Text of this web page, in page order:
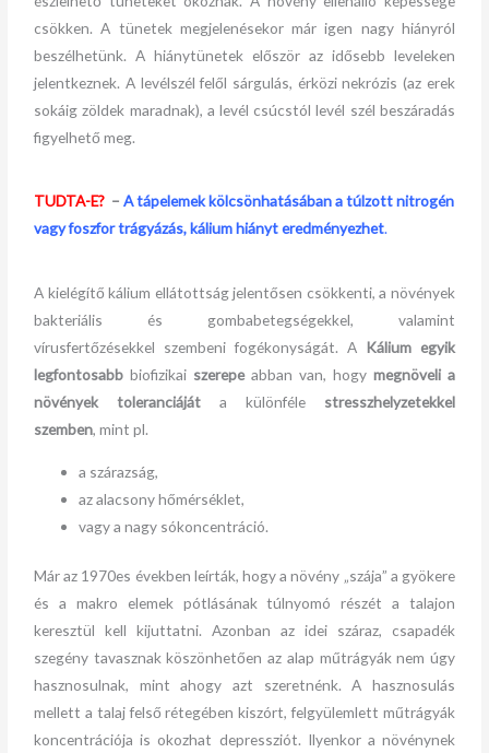
csökken. A tünetek megjelenésekor már igen nagy hiányról
beszélhetünk. A hiánytünetek először az idősebb leveleken
jelentkeznek. A levélszél felől sárgulás, érközi nekrózis (az erek
sokáig zöldek maradnak), a levél csúcstól levél szél beszáradás
figyelhető meg.
TUDTA-E? –A tápelemek kölcsönhatásában a túlzott nitrogén
vagy foszfor trágyázás, kálium hiányt eredményezhet.
A kielégítő kálium ellátottság jelentősen csökkenti, a növények
bakteriális és gombabetegségekkel, valamint
vírusfertőzésekkel szembeni fogékonyságát. A Kálium egyik
legfontosabb biofizikai szerepeabban van, hogy megnöveli a
növények toleranciáját a különféle stresszhelyzetekkel
szemben, mint pl.
a szárazság,
az alacsony hőmérséklet,
vagy a nagy sókoncentráció.
Már az 1970es években leírták, hogy a növény „szája” a gyökere
és a makro elemek pótlásának túlnyomó részét a talajon
keresztül kell kijuttatni. Azonban az idei száraz, csapadék
szegény tavasznak köszönhetően az alap műtrágyák nem úgy
hasznosulnak, mint ahogy azt szeretnénk. A hasznosulás
mellett a talaj felső rétegében kiszórt, felgyülemlett műtrágyák
koncentrációja is okozhat depressziót. Ilyenkor a növénynek